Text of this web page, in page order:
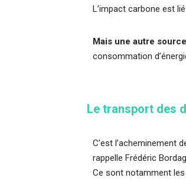
L’impact carbone est
Mais une autre
consommation
Le transport des
C’est l’acheminement
rappelle Frédéric
Ce sont notamment